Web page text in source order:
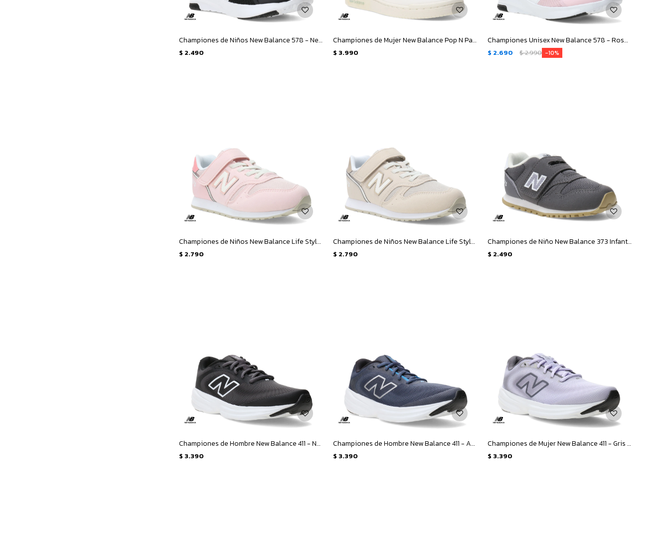
Championes de Niños New Balance 578 - Negro - Blanco
$ 2.490
Championes de Mujer New Balance Pop N Pack Leather - Beige - Verde
$ 3.990
Championes Unisex New Balance 578 - Rosa - Blanco
$ 2.690 $2.990 10
Championes de Niños New Balance Life Style 373 - Rosado
$ 2.790
Championes de Niños New Balance Life Style 373 - Beige
$ 2.790
Championes de Niño New Balance 373 Infant - Gris
$ 2.490
Championes de Hombre New Balance 411 - Negro
$ 3.390
Championes de Hombre New Balance 411 - Azul
$ 3.390
Championes de Mujer New Balance 411 - Gris - Violeta
$ 3.390